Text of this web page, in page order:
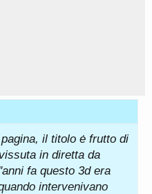
il titolo ė frutto di
in diretta da
fa questo 3d era
intervenivano